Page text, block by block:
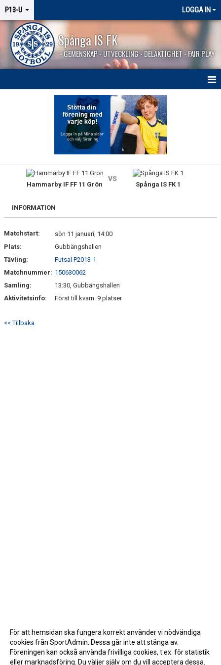
P13-U LOGGA IN
Spånga IS FK
- GEMENSKAP - UTVECKLING - DELAKTIGHET - FAIR PLAY
TRUPPEN
BILDGALLERI
KONTAKT
Hammarby IF FF 11 Grön
vs
Spånga IS FK 1
INFORMATION
Matchstart:
sön 11 januari, 14:00
Plats:
Gubbängshallen
Tävling:
Futsal P2013-1
Matchnummer: 150630062
Samling:
13:30, Gubbängshallen
Aktivitetsinfo:
Först till kvarn. 9 platser
<< Tillbaka
För att hemsidan ska fungera korrekt använder vi nödvändiga
cookies från SportAdmin. Dessa går inte att stänga av.
Föreningen kan också använda frivilliga cookies, t.ex. för statistik
eller marknadsföring. Du väljer själv om du vill acceptera dessa.